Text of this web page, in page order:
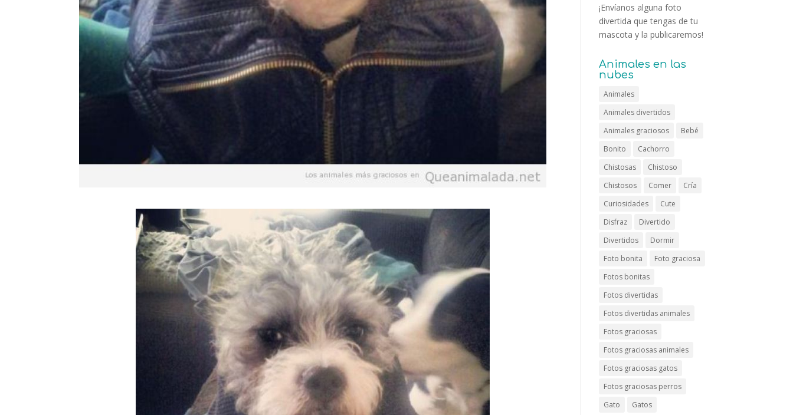
¡Envíanos alguna foto
divertida que tengas de tu
mascota y la publicaremos!
Animales en las
nubes
Animales
Animales divertidos
Animales graciosos
Bebé
Bonito
Cachorro
Chistosas
Chistoso
Chistosos
Comer
Cría
Curiosidades
Cute
Disfraz
Divertido
Divertidos
Dormir
Foto bonita
Foto graciosa
Fotos bonitas
Fotos divertidas
Fotos divertidas animales
Fotos graciosas
Fotos graciosas animales
Fotos graciosas gatos
Fotos graciosas perros
Gato
Gatos